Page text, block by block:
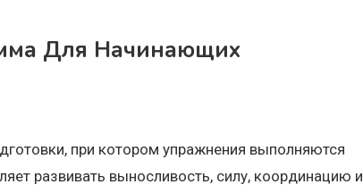
Для Начинающих
при котором упражнения выполняются
развивать выносливость, силу, координацию и